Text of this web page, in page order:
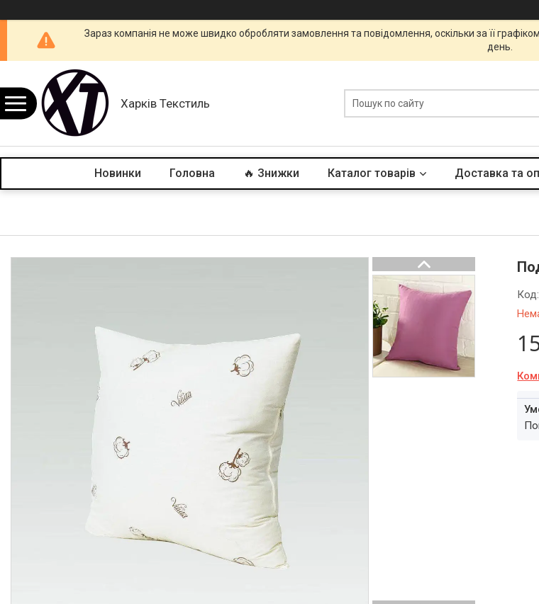
Зараз компанія не може швидко обробляти замовлення та повідомлення, оскільки за її
день.
Харків Текстиль
Новинки Головна 🔥 Знижки Каталог товарів Доставка та